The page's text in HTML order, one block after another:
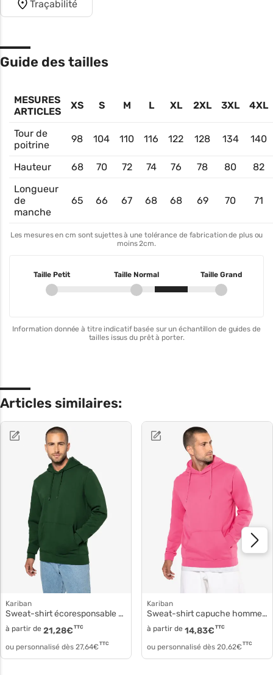
Traçabilité
Guide des tailles
MESURES
ARTICLES
XS S M L XL 2XL 3XL 4XL
Tour de
poitrine
98 104 110 116 122 128 134 140
Hauteur 68 70 72 74 76 78 80
82
Longueur
de
manche
65 66 67 68 68 69 70 71
Les mesures en cm sont sujettes à une tolérance de fabrication de plus ou
moins 2cm.
Taille Petit Taille Normal Taille Grand
Information donnée à titre indicatif basée sur un échantillon de guides de
tailles issus du prêt à porter.
Articles similaires:
Kariban
Sweat-shirt écoresponsable à capuche homme k4027
à partir de 21,28€ TTC
ou personnalisé dès 27,64€ TTC
Kariban
Sweat-shirt capuche homme ka-k476
à partir de 14,83€ TTC
ou personnalisé dès 20,62€ TTC